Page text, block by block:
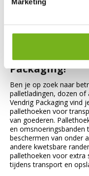
of pallethoek
beschermers aanbrengt
gespannen wordt.
Packaging!
Ben je op zoek naar
palletladingen, dozen of
Vendrig Packaging vind
pallethoeken voor
van goederen.
en
beschermen van onder
andere kwetsbare
pallethoeken voor extra
tijdens transport en